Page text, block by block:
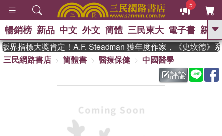
5
GO
熱搜： 東野圭吾 、 高希均教授回憶錄
父親節 、 如果歷
暑期推薦 、 國際布克
偉大的迷走神經
暢銷榜 新品 中文 外文 簡體 三民東大 電子書 親子
界指標大獎肯定！A.F. Steadman 獲年度作家，《史坎德》系
三民網路書店
簡體書 醫療保健
中國醫學
評論